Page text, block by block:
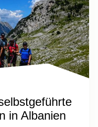
in Albanien